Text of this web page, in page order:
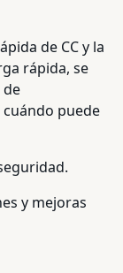
de CC y la
rápida, se
puede
y mejoras